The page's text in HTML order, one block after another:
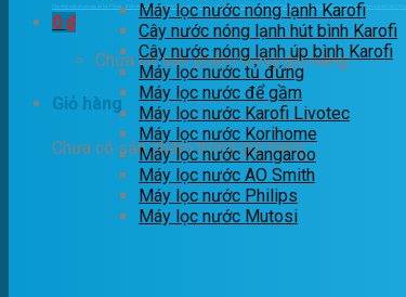
Cho thuê máy photocopy tại hải Phòng Khắc dấu Hải phòng Máy lọc nước Hải Phòng Yến Sào Hải Phòng Cầm Đồ Hải Phòng Điện năng lượng mặt trời Hải Phòng Điện mặt trời Hải Phòng
0 ₫
Chưa có sản phẩm trong giỏ hàng.
Giỏ hàng
Chưa có sản phẩm trong giỏ hàng.
Máy lọc nước nóng lạnh Karofi
Cây nước nóng lạnh hút bình Karofi
Cây nước nóng lạnh úp bình Karofi
Máy lọc nước tủ đứng
Máy lọc nước để gầm
Máy lọc nước Karofi Livotec
Máy lọc nước Korihome
Máy lọc nước Kangaroo
Máy lọc nước AO Smith
Máy lọc nước Philips
Máy lọc nước Mutosi